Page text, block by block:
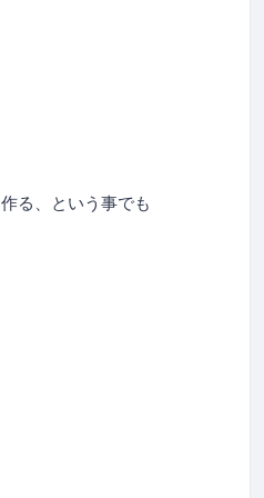
る、という事でも